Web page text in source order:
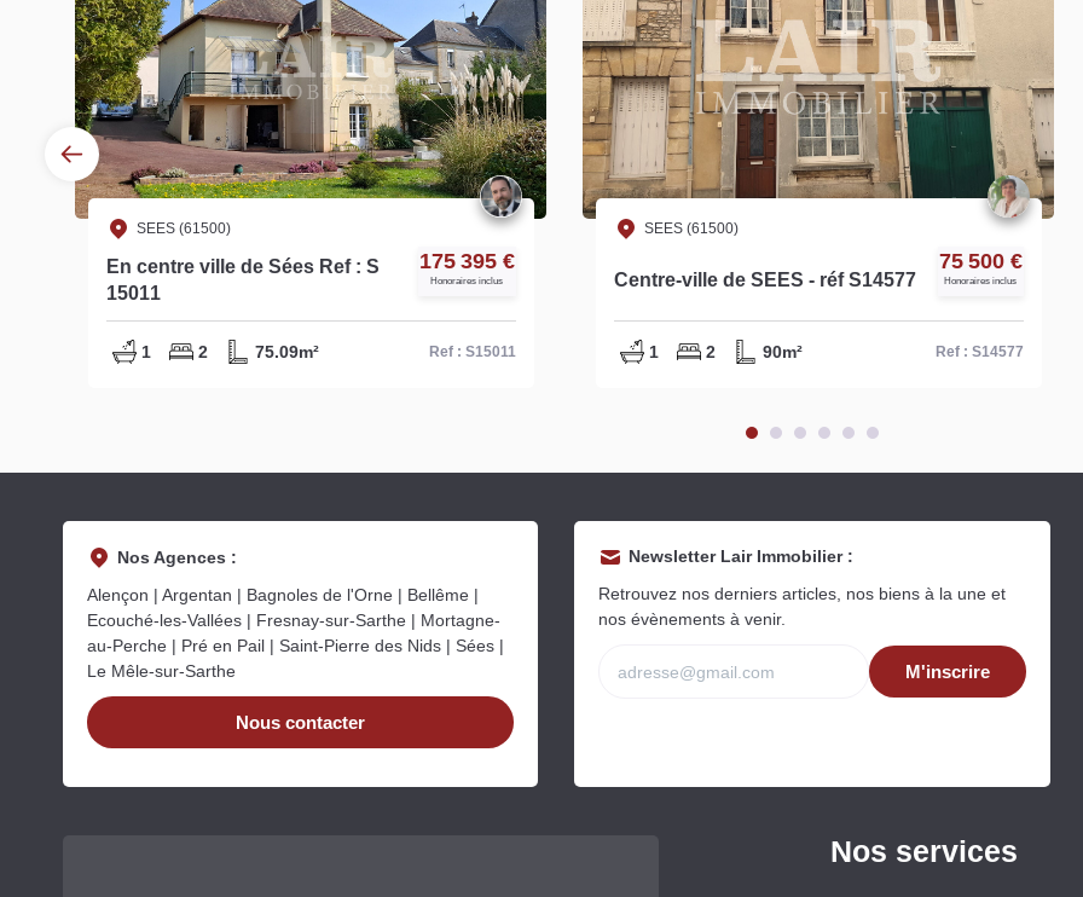
SEES (61500)
En centre ville de Sées Ref : S
15011
175 395 €
Honoraires inclus
1 2 75.09m² Ref : S15011
SEES (61500)
Centre-ville de SEES - réf S14577
75 500 €
Honoraires inclus
1 2 90m² Ref : S14577
Nos Agences :
Alençon | Argentan | Bagnoles de l'Orne | Bellême |
Ecouché-les-Vallées | Fresnay-sur-Sarthe | Mortagne-
au-Perche | Pré en Pail | Saint-Pierre des Nids | Sées |
Le Mêle-sur-Sarthe
Nous contacter
Newsletter Lair Immobilier :
Retrouvez nos derniers articles, nos biens à la une et
nos évènements à venir.
M'inscrire
Nos services